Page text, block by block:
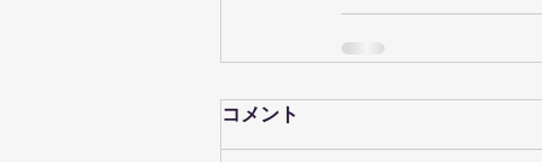
コメント